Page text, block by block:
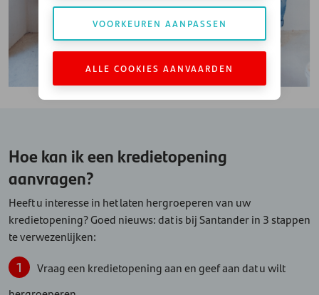
Hoe kan ik een kredietopening
aanvragen?
Heeft u interesse in het laten hergroeperen van uw
kredietopening? Goed nieuws: dat is bij Santander in 3 stappen
te verwezenlijken:
Vraag een kredietopening aan en geef aan dat u wilt
VOORKEUREN AANPASSEN
ALLE COOKIES AANVAARDEN